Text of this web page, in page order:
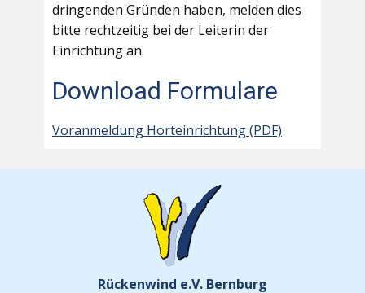
dringenden Gründen haben, melden dies
bitte rechtzeitig bei der Leiterin der
Einrichtung an.
Download Formulare
Voranmeldung Horteinrichtung (PDF)
Rückenwind e.V. Bernburg